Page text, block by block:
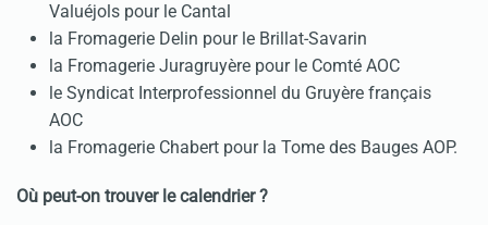
Valuéjols pour le Cantal
la Fromagerie Delin pour le Brillat-Savarin
la Fromagerie Juragruyère pour le Comté AOC
le Syndicat Interprofessionnel du Gruyère français
AOC
la Fromagerie Chabert pour la Tome des Bauges AOP.
Où peut-on trouver le calendrier ?